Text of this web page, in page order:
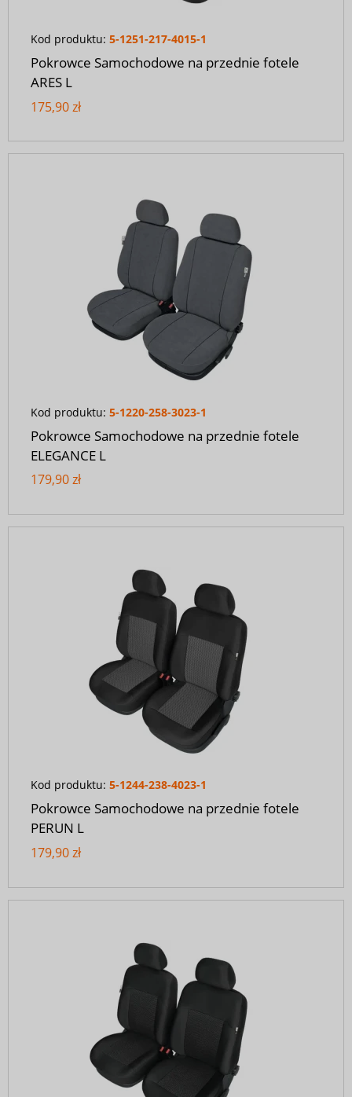
Kod produktu: 5-1251-217-4015-1
Pokrowce Samochodowe na przednie fotele
ARES L
175,90 zł
Kod produktu: 5-1220-258-3023-1
Pokrowce Samochodowe na przednie fotele
ELEGANCE L
179,90 zł
Kod produktu: 5-1244-238-4023-1
Pokrowce Samochodowe na przednie fotele
PERUN L
179,90 zł